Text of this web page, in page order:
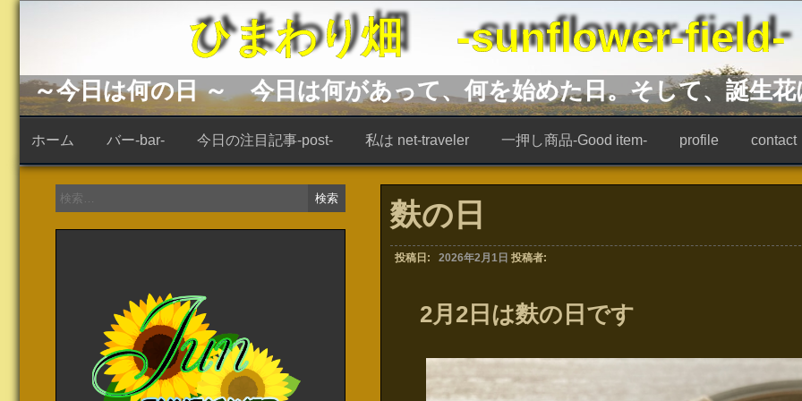
コ
へ
ス
キ
ひまわり畑 -sunflower-field-
～今日は何の日 ～ 今日は何があって、何を始めた日。そして、誕生花
ホーム バー-bar- 今日の注目記事-post- 私は net-traveler 一押し商品-Good item- profile contact
麩の日
投稿日: 2026年2月1日 投稿者:
2月2日は麩の日です
検
索: